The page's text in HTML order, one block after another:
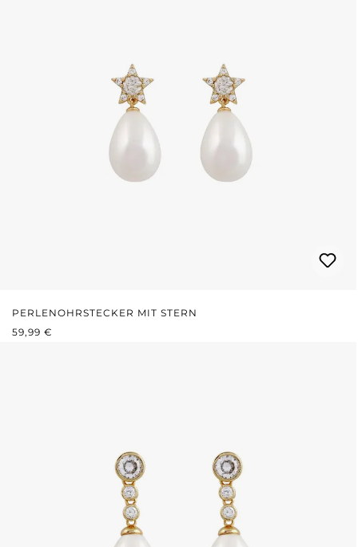
PERLENOHRSTECKER MIT STERN
REGULÄRER PREIS:
59,99 €